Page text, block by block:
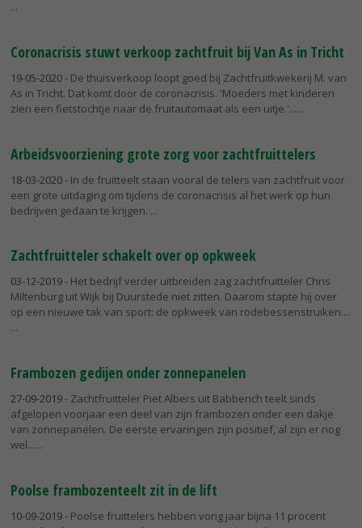
Coronacrisis stuwt verkoop zachtfruit bij Van As in Tricht
19-05-2020- De thuisverkoop loopt goed bij Zachtfruitkwekerij M. van
As in Tricht. Dat komt door de coronacrisis. 'Moeders met kinderen
zien een fietstochtje naar de fruitautomaat als een uitje.'...
Arbeidsvoorziening grote zorg voor zachtfruittelers
18-03-2020- In de fruitteelt staan vooral de telers van zachtfruit voor
een grote uitdaging om tijdens de coronacrisis al het werk op hun
bedrijven gedaan te krijgen.
Zachtfruitteler schakelt over op opkweek
03-12-2019- Het bedrijf verder uitbreiden zag zachtfruitteler Chris
Miltenburg uit Wijk bij Duurstede niet zitten. Daarom stapte hij over
op een nieuwe tak van sport: de opkweek van rodebessenstruiken....
Frambozen gedijen onder zonnepanelen
27-09-2019- Zachtfruitteler Piet Albers uit Babberich teelt sinds
afgelopen voorjaar een deel van zijn frambozen onder een dakje
van zonnepanelen. De eerste ervaringen zijn positief, al zijn er nog
wel...
Poolse frambozenteelt zit in de lift
10-09-2019- Poolse fruittelers hebben vorig jaar bijna 11 procent